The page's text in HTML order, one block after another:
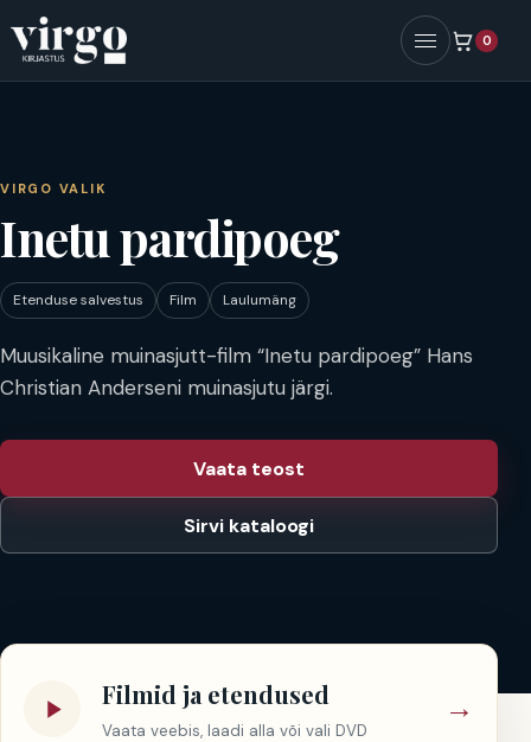
Menüü
0
VIRGO VALIK
Inetu pardipoeg
Etenduse salvestus Film Laulumäng
Muusikaline muinasjutt-film “Inetu pardipoeg” Hans
Christian Anderseni muinasjutu järgi.
Vaata teost
Sirvi kataloogi
Filmid ja etendused
Vaata veebis, laadi alla või vali DVD
→